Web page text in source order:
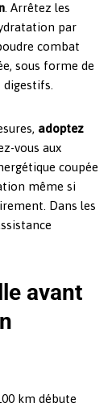
. Arrêtez les
par
combat
sous forme de
adoptez
vous aux
coupée
même si
Dans les
avant
km débute